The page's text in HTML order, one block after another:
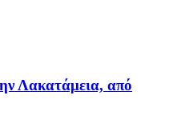
Λακατάμεια, από